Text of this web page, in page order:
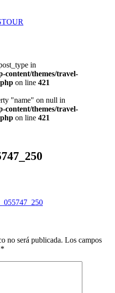
in
content/themes/travel-
on line 421
"name" on null in
content/themes/travel-
on line 421
no será publicada. Los campos
*